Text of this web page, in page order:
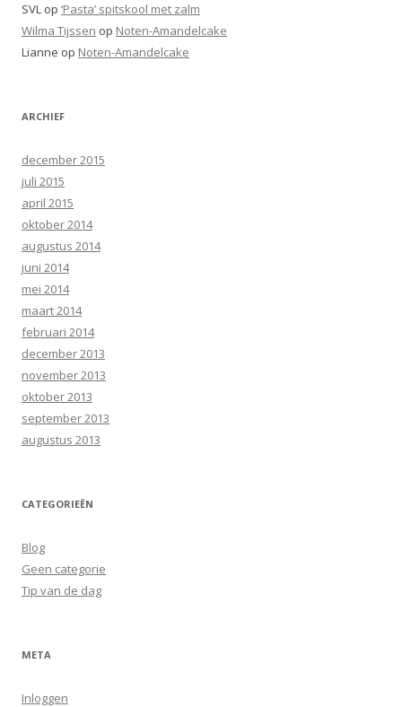
SVL op ‘Pasta’ spitskool met zalm
Wilma Tijssen op Noten-Amandelcake
Lianne op Noten-Amandelcake
ARCHIEF
december 2015
juli 2015
april 2015
oktober 2014
augustus 2014
juni 2014
mei 2014
maart 2014
februari 2014
december 2013
november 2013
oktober 2013
september 2013
augustus 2013
CATEGORIEËN
Blog
Geen categorie
Tip van de dag
META
Inloggen